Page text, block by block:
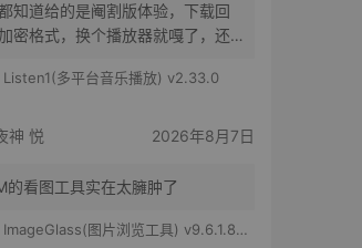
知道给的是阉割版体验，下载回
密格式，换个播放器就嘎了，还
Listen1(多平台音乐播放) v2.33.0
神 悦 2026年8月7日
的看图工具实在太臃肿了
ImageGlass(图片浏览工具) v9.6.1.807 官方便携版